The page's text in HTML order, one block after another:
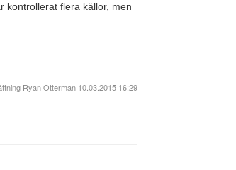
kontrollerat flera källor, men
Ryan Otterman 10.03.2015 16:29